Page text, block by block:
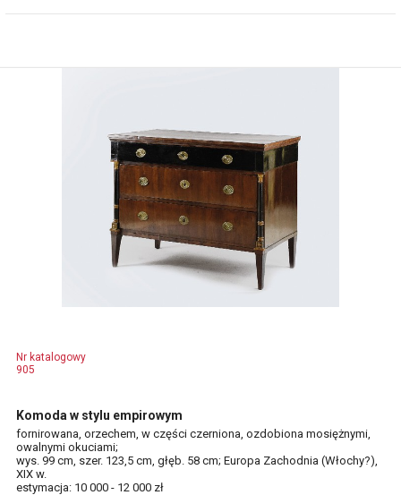
Nr katalogowy
905
Komoda w stylu empirowym
fornirowana, orzechem, w części czerniona, ozdobiona mosiężnymi,
owalnymi okuciami;
wys. 99 cm, szer. 123,5 cm, głęb. 58 cm; Europa Zachodnia (Włochy?),
XIX w.
estymacja: 10 000 - 12 000 zł